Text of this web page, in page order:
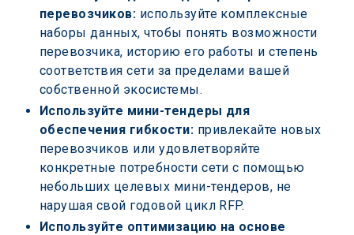
перевозчиков: используйте комплексные
наборы данных, чтобы понять возможности
перевозчика, историю его работы и степень
соответствия сети за пределами вашей
собственной экосистемы.
Используйте мини-тендеры для
обеспечения гибкости: привлекайте новых
перевозчиков или удовлетворяйте
конкретные потребности сети с помощью
небольших целевых мини-тендеров, не
нарушая свой годовой цикл RFP.
Используйте оптимизацию на основе